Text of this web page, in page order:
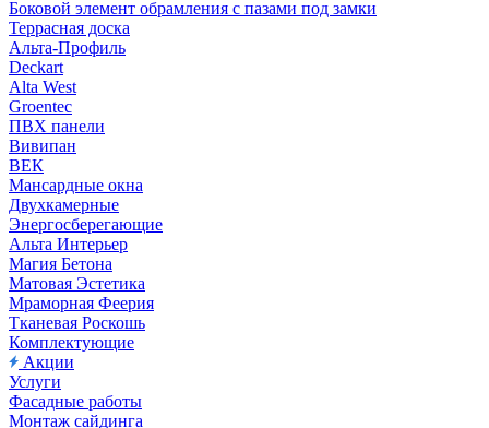
Боковой элемент обрамления с пазами под замки
Террасная доска
Альта-Профиль
Deckart
Alta West
Groentec
ПВХ панели
Вивипан
ВЕК
Мансардные окна
Двухкамерные
Энергосберегающие
Альта Интерьер
Магия Бетона
Матовая Эстетика
Мраморная Феерия
Тканевая Роскошь
Комплектующие
Акции
Услуги
Фасадные работы
Монтаж сайдинга